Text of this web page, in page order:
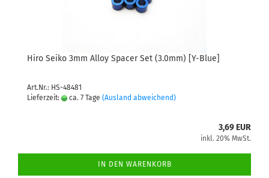
Hiro Seiko 3mm Alloy Spacer Set (3.0mm) [Y-Blue]
Art.Nr.: HS-48481
Lieferzeit:
ca. 7 Tage (Ausland abweichend)
3,69 EUR
inkl. 20% MwSt.
IN DEN WARENKORB